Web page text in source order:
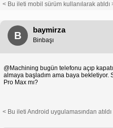
< Bu ileti mobil sürüm kullanılarak atıldı
B
baymirza
Binbaşı
@Machining bugün telefonu açıp
almaya başladım ama baya bekletiyor.
Pro Max mı?
< Bu ileti Android uygulamasından atıldı